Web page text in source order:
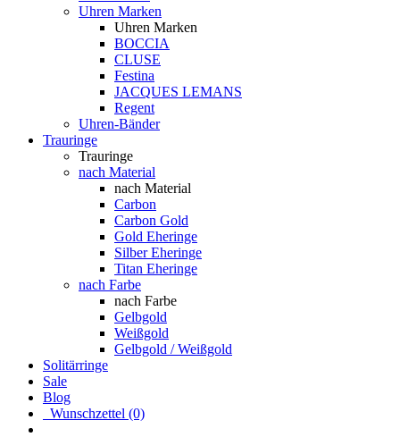
Uhren Marken
Uhren Marken
BOCCIA
CLUSE
Festina
JACQUES LEMANS
Regent
Uhren-Bänder
Trauringe
Trauringe
nach Material
nach Material
Carbon
Carbon Gold
Gold Eheringe
Silber Eheringe
Titan Eheringe
nach Farbe
nach Farbe
Gelbgold
Weißgold
Gelbgold / Weißgold
Solitärringe
Sale
Blog
Wunschzettel (0)